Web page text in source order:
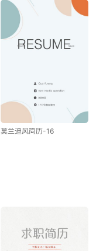
莫兰迪风简历-16